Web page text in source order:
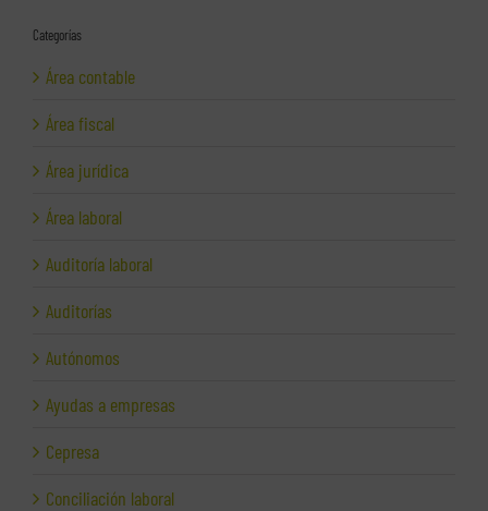
Categorías
Área contable
Área fiscal
Área jurídica
Área laboral
Auditoría laboral
Auditorías
Autónomos
Ayudas a empresas
Cepresa
Conciliación laboral